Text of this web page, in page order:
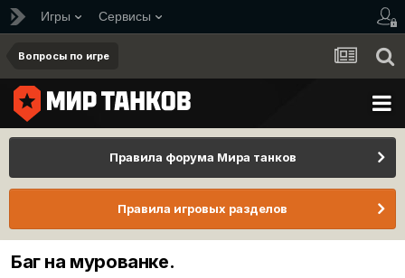
Игры Сервисы
Вопросы по игре
Правила форума Мира танков
Правила игровых разделов
Баг на мурованке.